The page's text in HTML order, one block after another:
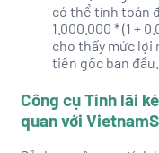
Ngành kháccó thể tính toán
1.000.000 * (1 +
cho thấy mức lợi
tiền gốc ban đầu.
Công cụ Tính lãi
quan với